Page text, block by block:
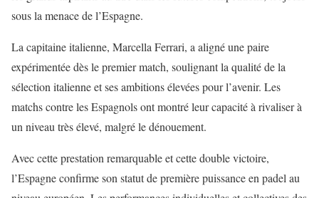
sous la menace de l’Espagne.
La capitaine italienne, Marcella Ferrari, a aligné une paire
expérimentée dès le premier match, soulignant la qualité de la
sélection italienne et ses ambitions élevées pour l’avenir. Les
matchs contre les Espagnols ont montré leur capacité à rivaliser à
un niveau très élevé, malgré le dénouement.
Avec cette prestation remarquable et cette double victoire,
l’Espagne confirme son statut de première puissance en padel au